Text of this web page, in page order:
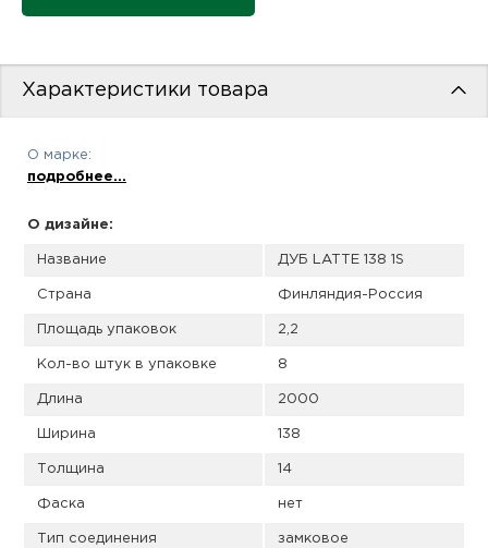
Характеристики товара
О марке:
подробнее...
О дизайне:
Название ДУБ LATTE 138 1S
Страна Финляндия-Россия
Площадь упаковок 2,2
Кол-во штук в упаковке 8
Длина 2000
Ширина 138
Толщина 14
Фаска нет
Тип соединения замковое